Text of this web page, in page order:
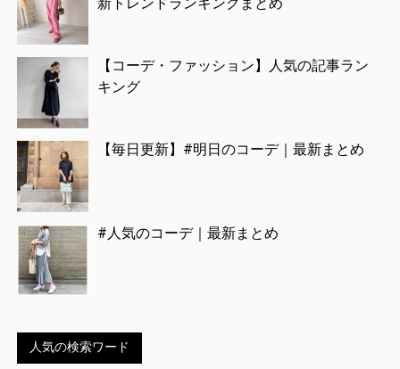
【コーデ・ファッション】人気の記事ラン
キング
【毎日更新】#明日のコーデ｜最新まとめ
#人気のコーデ｜最新まとめ
人気の検索ワード